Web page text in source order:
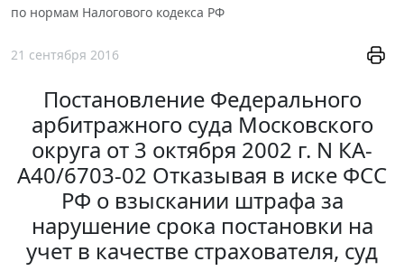
по нормам Налогового кодекса РФ
21 сентября 2016
Постановление Федерального
арбитражного суда Московского
округа от 3 октября 2002 г. N КА-
А40/6703-02 Отказывая в иске ФСС
РФ о взыскании штрафа за
нарушение срока постановки на
учет в качестве страхователя, суд